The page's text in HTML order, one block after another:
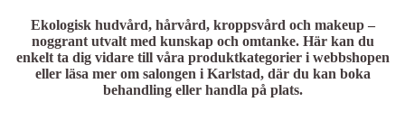
Ekologisk hudvård, hårvård, kroppsvård och makeup –
noggrant utvalt med kunskap och omtanke. Här kan du
enkelt ta dig vidare till våra produktkategorier i webbshopen
eller läsa mer om salongen i Karlstad, där du kan boka
behandling eller handla på plats.